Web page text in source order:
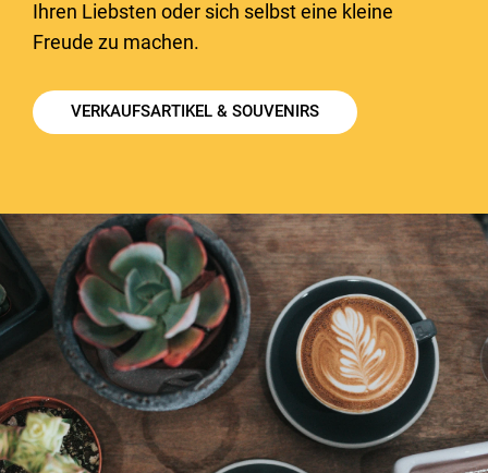
Ihren Liebsten oder sich selbst eine kleine
Freude zu machen.
VERKAUFSARTIKEL & SOUVENIRS